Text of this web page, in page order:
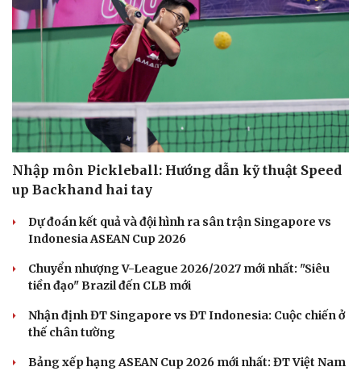
Nhập môn Pickleball: Hướng dẫn kỹ thuật Speed
up Backhand hai tay
Dự đoán kết quả và đội hình ra sân trận Singapore vs
Indonesia ASEAN Cup 2026
Chuyển nhượng V-League 2026/2027 mới nhất: "Siêu
tiền đạo" Brazil đến CLB mới
Nhận định ĐT Singapore vs ĐT Indonesia: Cuộc chiến ở
thế chân tường
Bảng xếp hạng ASEAN Cup 2026 mới nhất: ĐT Việt Nam